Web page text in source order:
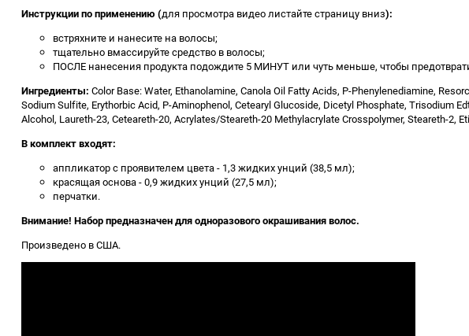
Инструкции по применению(для просмотра видео листайте страницу вниз):
встряхните и нанесите на волосы;
тщательно вмассируйте средство в волосы;
ПОСЛЕ нанесения продукта подождите 5 МИНУТ или чуть меньше, чтобы
Ингредиенты: Color Base: Water, Ethanolamine, Canola Oil Fatty Acids, P-Phenylenediamine,
Sodium Sulfite, Erythorbic Acid, P-Aminophenol, Cetearyl Glucoside, Dicetyl Phosphate, Trisodium
Alcohol, Laureth-23, Ceteareth-20, Acrylates/Steareth-20 Methylacrylate Crosspolymer, Steareth-2,
В комплект входят:
аппликатор с проявителем цвета - 1,3 жидких унций (38,5 мл);
красящая основа - 0,9 жидких унций (27,5 мл);
перчатки.
Внимание! Набор предназначен для одноразового окрашивания волос.
Произведено в США.